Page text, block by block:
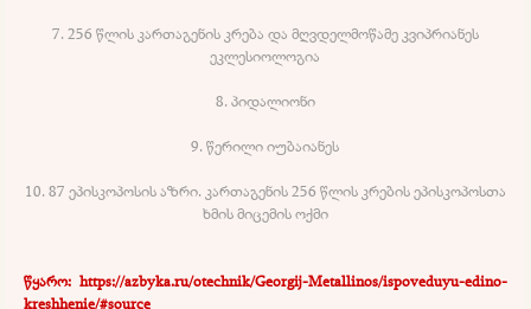
7. 256 წლის კართაგენის კრება და მღვდელმოწამე კვიპრიანეს
ეკლესიოლოგია
8. პიდალიონი
9. წერილი იუბაიანეს
10. 87 ეპისკოპოსის აზრი. კართაგენის 256 წლის კრების ეპისკოპოსთა
ხმის მიცემის ოქმი
წყარო: https://azbyka.ru/otechnik/Georgij-Metallinos/ispoveduyu-edino-
kreshhenie/#source